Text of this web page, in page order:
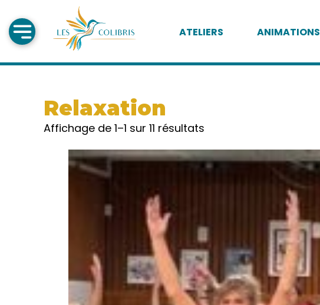
ATELIERS ANIMATIONS
Relaxation
Affichage de 1–1 sur 11 résultats